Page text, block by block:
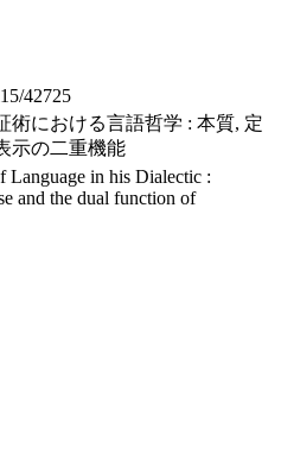
42725
術における言語哲学 : 本質, 定
示の二重機能
Language in his Dialectic :
and the dual function of